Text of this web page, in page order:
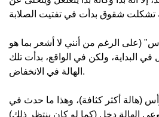
(على الرغم من أنني لا أشعر بما هو
البداية، ولكن في الواقع، بدأت تلك
الهالة في الانخفاض.
(هالة أكثر كثافة)، وهذا ما حدث في